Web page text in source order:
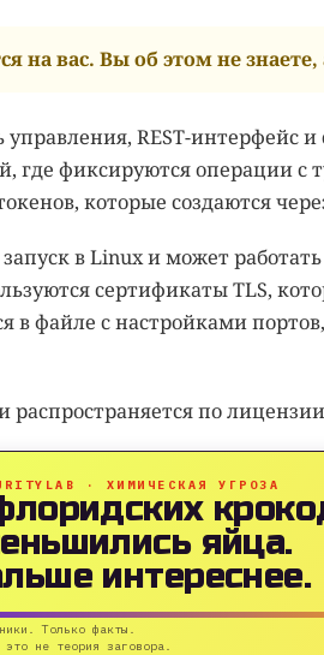
на вас. Вы об этом не знаете,
управления, REST-интерфейс
где фиксируются операции с
которые создаются
в Linux и может
сертификаты TLS,
в файле с настройками
по лицензии
· ХИМИЧЕСКАЯ УГРОЗА
яйца.
интереснее.
Только факты.
не теория заговора.